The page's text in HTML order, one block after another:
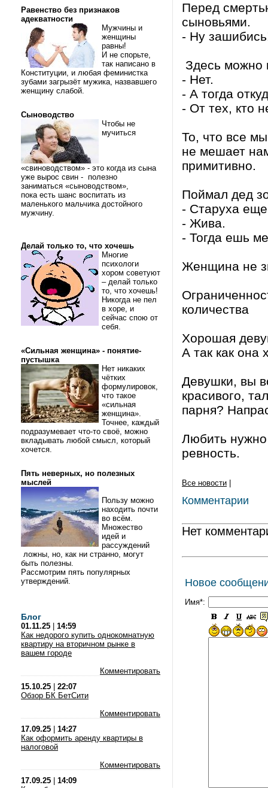
Равенство без признаков
адекватности
Мужчины и
женщины
равны!
И не спорьте,
так написано в
Конституции, и любая феминистка
зубами загрызёт мужика, назвавшего
женщину слабой.
Сыноводство
Чтобы не
мучиться
«свиноводством» - это когда из сына
уже вырос свин - полезно
заниматься «сыноводством»,
пока есть шанс воспитать из
маленького мальчика достойного
мужчину.
Делай только то, что хочешь
Многие
психологи
хором советуют
– делай только
то, что хочешь!
Никогда не пел
в хоре, и
сейчас спою от
себя.
«Сильная женщина» - понятие-
пустышка
Нет никаких
чётких
формулировок,
что такое
«сильная
женщина».
Точнее, каждый
подразумевает что-то своё, можно
вкладывать любой смысл, который
хочется.
Пять неверных, но полезных
мыслей
Пользу можно
находить почти
во всём.
Множество
идей и
рассуждений
ложны, но, как ни странно, могут
быть полезны.
Рассмотрим пять популярных
утверждений.
Блог
01.11.25
14:59
Как недорого купить однокомнатную
квартиру на вторичном рынке в
вашем городе
Комментировать
15.10.25
22:07
Обзор БК БетСити
Комментировать
17.09.25
14:27
Как оформить аренду квартиры в
налоговой
Комментировать
17.09.25
14:09
Перед
сыновьями.
- Ну
Здесь можно
- Нет.
- А тогда
- От тех, кто
То, что все
не мешает
примитивно.
Поймал дед
- Старуха
- Жива.
- Тогда ешь
Женщина не
количества
Хорошая
А так как она
Девушки, вы
красивого,
парня?
Любить нужно
ревность.
Все новости
Комментарии
Нет
Новое
Имя*: